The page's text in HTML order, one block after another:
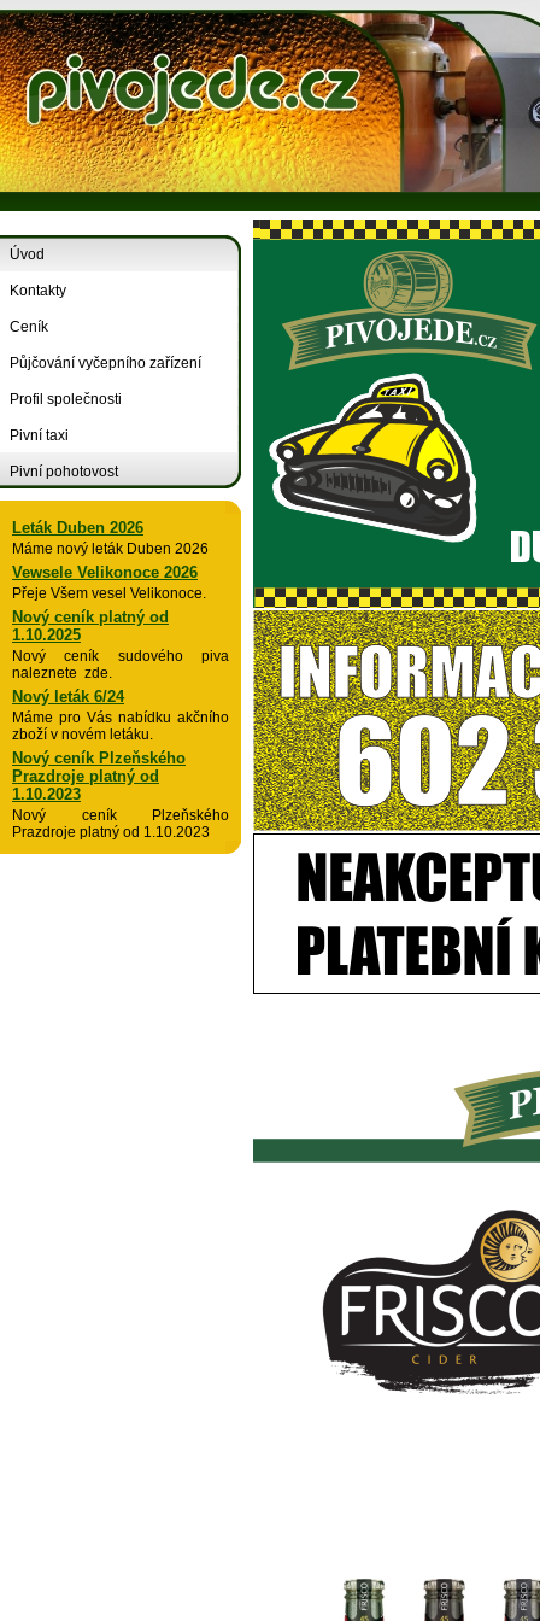
Úvod
Kontakty
Ceník
Půjčování vyčepního zařízení
Profil společnosti
Pivní taxi
Pivní pohotovost
Leták Duben 2026
Máme nový leták Duben 2026
Vewsele Velikonoce 2026
Přeje Všem vesel Velikonoce.
Nový ceník platný od
1.10.2025
Nový ceník sudového piva
naleznete zde.
Nový leták 6/24
Máme pro Vás nabídku akčního
zboží v novém letáku.
Nový ceník Plzeňského
Prazdroje platný od
1.10.2023
Nový ceník Plzeňského
Prazdroje platný od 1.10.2023